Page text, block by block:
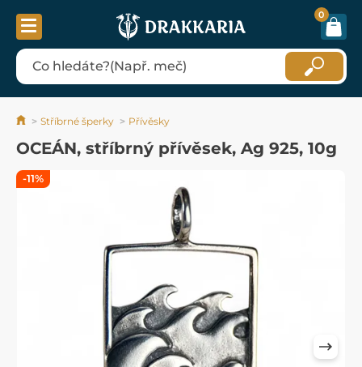
0
Stříbrné šperky Přívěsky
OCEÁN, stříbrný přívěsek, Ag 925, 10g
-11%